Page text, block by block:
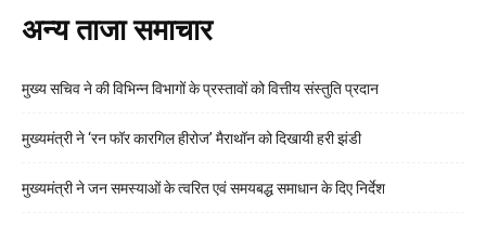
अन्य ताजा समाचार
मुख्य सचिव ने की विभिन्न विभागों के प्रस्तावों को वित्तीय संस्तुति प्रदान
मुख्यमंत्री ने ‘रन फॉर कारगिल हीरोज’ मैराथॉन को दिखायी हरी झंडी
मुख्यमंत्री ने जन समस्याओं के त्वरित एवं समयबद्ध समाधान के दिए निर्देश